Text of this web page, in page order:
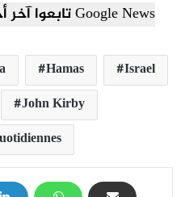
تابعوا آخر أخبار الأوبزرفر العربي عبر Google News
Hamas
Israel
John Kirby